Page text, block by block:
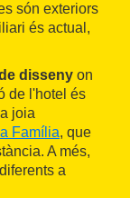
són exteriors
és actual,
disseny on
de l'hotel és
joia
Família, que
A més,
a